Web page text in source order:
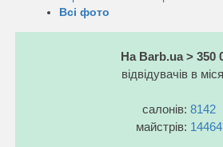
Всі фото
На Barb.ua > 350
відвідувачів в
салонів: 8142
майстрів: 14464